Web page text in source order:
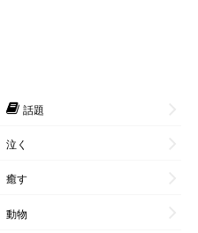
話題
泣く
癒す
動物